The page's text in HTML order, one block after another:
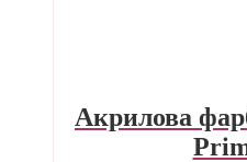
Акрилова